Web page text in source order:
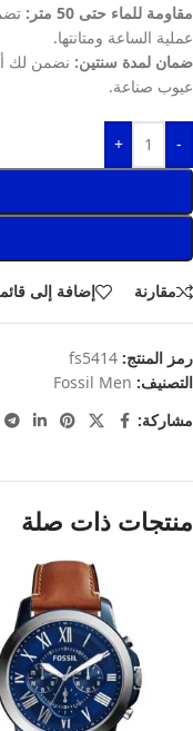
مقاومة للماء حتى 50 متر:
عملية الساعة ومتانتها.
ضمان لمدة سنتين: نضمن لك
عيوب صناعة.
-
+
مقارنة إضافة إلى
رمز المنتج: fs5414
التصنيف: Fossil Men
مشاركة:
منتجات ذات صلة